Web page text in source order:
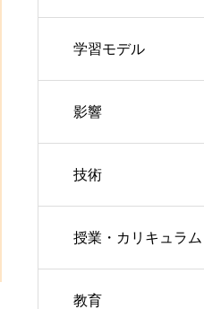
学習モデル
影響
技術
授業・カリキュラム
教育